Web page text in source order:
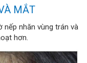
MẮT
nếp nhăn vùng trán và
hơn.